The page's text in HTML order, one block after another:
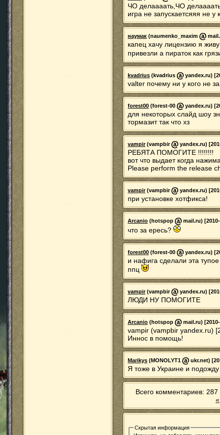
ЧО делаааать,ЧО
игра не запускаетсяяя не
наумак (naumenko_maxim
капец хачу лицензию я
привезли а пираток как
kvadrius (kvadrius yandex.ru)
valter почему ни у кого не
forest00 (forest-00 yandex.ru)
для некоторых слайд шоу
тормазит так что хз
vampir(vampbir yandex.ru)
РЕБЯТА ПОМОГИТЕ !!!!!!!!
вот что выдает когда
Please perform the release
vampir(vampbir yandex.ru)
при установке хотфикса!
Arcanio (hotspop mail.ru)
что за ересь?
forest00 (forest-00 yandex.ru)
и нафига сделали эта
ппц
vampir(vampbir yandex.ru)
ЛЮДИ НУ ПОМОГИТЕ
Arcanio (hotspop mail.ru)
vampir (vampbir yandex.ru)
Иннос в помощь!
Marikys (MONOLYT1 ukr.net)
Я тоже в Украине и
Всего комментариев:
«
Скрытая информация